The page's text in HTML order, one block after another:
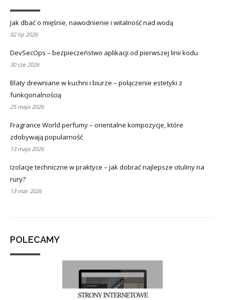
Jak dbać o mięśnie, nawodnienie i witalność nad wodą
02 lip 2026
DevSecOps – bezpieczeństwo aplikacji od pierwszej linii kodu
30 cze 2026
Blaty drewniane w kuchni i biurze – połączenie estetyki z
funkcjonalnością
25 maja 2026
Fragrance World perfumy – orientalne kompozycje, które
zdobywają popularność
13 maja 2026
Izolacje techniczne w praktyce – jak dobrać najlepsze otuliny na
rury?
13 mar 2026
POLECAMY